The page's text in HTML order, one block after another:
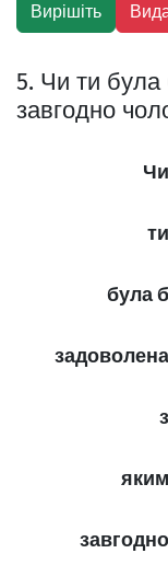
5. Чи ти
завгодно
була